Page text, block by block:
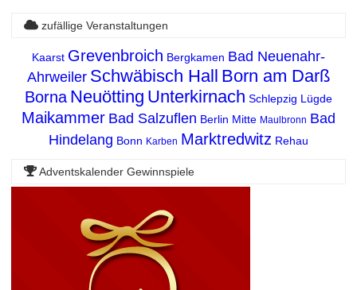
zufällige Veranstaltungen
Kaarst Grevenbroich Bergkamen Bad Neuenahr-
Ahrweiler Schwäbisch Hall Born am Darß
Borna Neuötting Unterkirnach Schlepzig Lügde
Maikammer Bad Salzuflen Berlin Mitte Maulbronn Bad
Hindelang Bonn Karben Marktredwitz Rehau
Adventskalender Gewinnspiele